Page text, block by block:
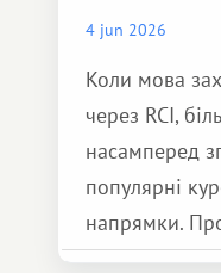
4 jun 2026
Коли мова
через RCI,
насамперед
популярні
напрямки.
обмінної